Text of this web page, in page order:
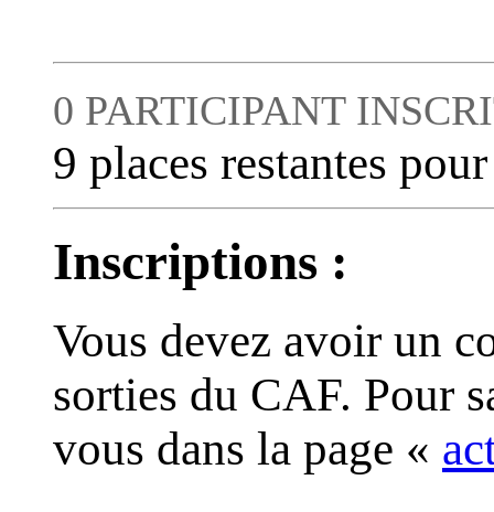
0 PARTICIPANT
9 places restantes
Inscriptions :
Vous devez avoir un
sorties du CAF. Pour
vous dans la page «